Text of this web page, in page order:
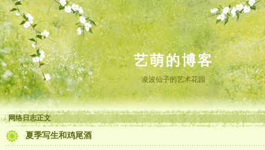
艺萌的博客
凌波仙子的艺术花园
网络日志正文
夏季写生和鸡尾酒